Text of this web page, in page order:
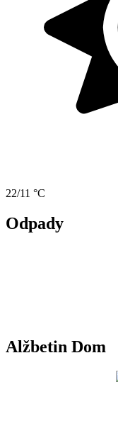
22/11 °C
Odpady
Alžbetin Dom